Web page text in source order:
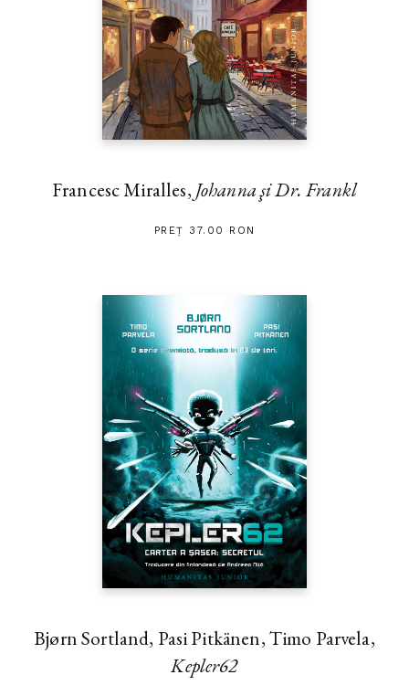
Francesc Miralles, Johanna şi Dr. Frankl
PREȚ 37.00 RON
Bjørn Sortland, Pasi Pitkänen, Timo Parvela,
Kepler62